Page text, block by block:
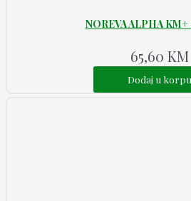
NOREVA ALPHA KM+
65,60 KM
Dodaj u korpu